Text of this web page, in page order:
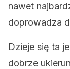
nawet
doprowadza
Dzieje się ta
dobrze